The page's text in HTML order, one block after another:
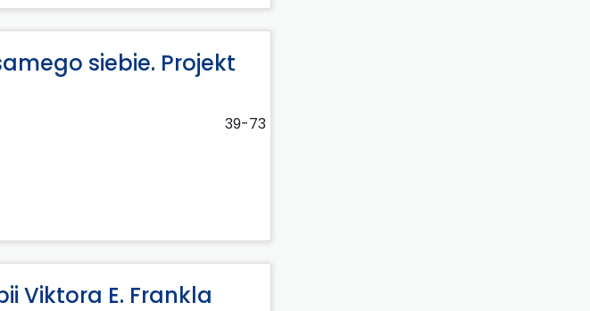
siebie. Projekt
39-73
Viktora E. Frankla